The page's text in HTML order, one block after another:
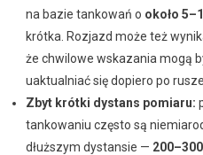
na bazie tankowań o około
krótka. Rozjazd może też
że chwilowe wskazania mogą
uaktualniać się dopiero po
Zbyt krótki dystans pomiaru:
tankowaniu często są
dłuższym dystansie —